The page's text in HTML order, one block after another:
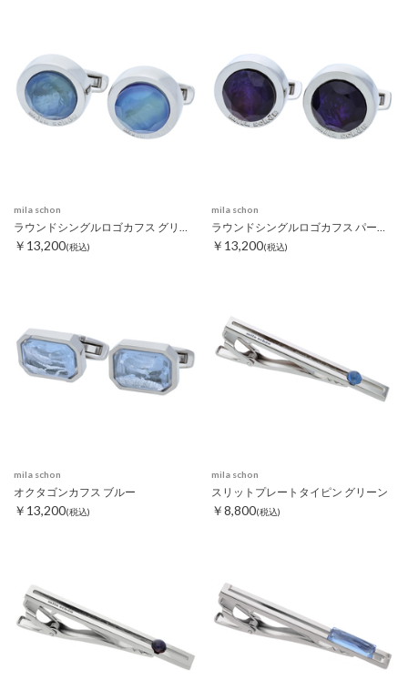
mila schon
￥13,200(税込)
mila schon
￥13,200(税込)
mila schon
オクタゴンカフス ブルー
￥13,200(税込)
mila schon
スリットプレートタイピン グリーン
￥8,800(税込)